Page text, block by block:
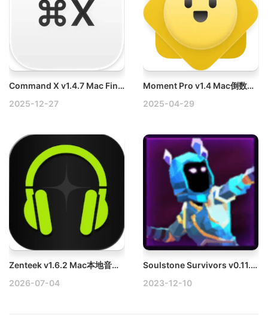
Command X v1.4.7 Mac Finder文件剪切和粘贴工具破解版
2025-12-27
Moment Pro v1.4 Mac倒数日纪念日提醒工具破解版
2025-04-29
Zenteek v1.6.2 Mac本地音乐播放器收藏管理破解版
2026-07-04
Soulstone Survivors v0.11.037f Mac灵魂石幸存者
2023-12-10